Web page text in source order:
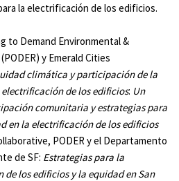
la electrificación de los edificios.
to Demand Environmental &
y Emerald Cities
climática y participación de la
de los edificios: Un
comunitaria y estrategias para
en la electrificación de los edificios
PODER y el Departamento
de SF: Estrategias para la
de los edificios y la equidad en San